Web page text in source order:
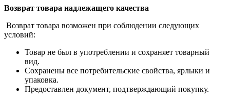
Возврат товара надлежащего качества
Возврат товара возможен при соблюдении следующих
условий:
Товар не был в употреблении и сохраняет товарный
вид.
Сохранены все потребительские свойства, ярлыки и
упаковка.
Предоставлен документ, подтверждающий покупку.